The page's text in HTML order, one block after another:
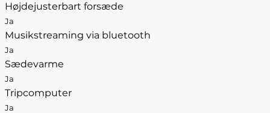
Højdejusterbart forsæde
Ja
Musikstreaming via bluetooth
Ja
Sædevarme
Ja
Tripcomputer
Ja